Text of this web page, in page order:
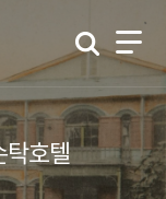
탁호텔